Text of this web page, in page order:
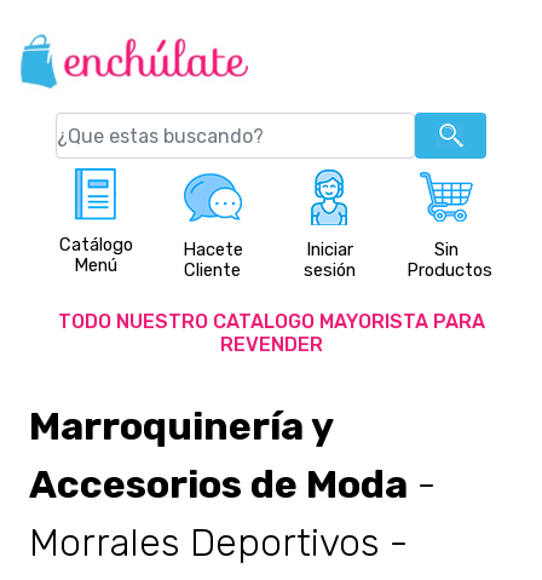
Catálogo
Menú
Hacete
Cliente
Iniciar
sesión
Sin
Productos
TODO NUESTRO CATALOGO MAYORISTA PARA
REVENDER
Marroquinería y
Accesorios de Moda -
Morrales Deportivos -